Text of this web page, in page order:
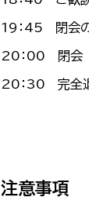
19：45 閉会
20：00 閉会
20：30 完全
注意事項